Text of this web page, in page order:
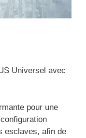
Universel avec
pour une
esclaves, afin de